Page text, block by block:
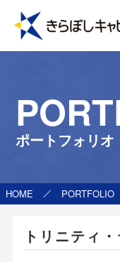
ポートフォリオ
HOME PORTFOLIO
トリニティ